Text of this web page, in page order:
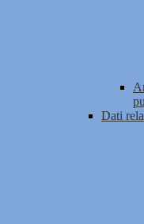
Dati